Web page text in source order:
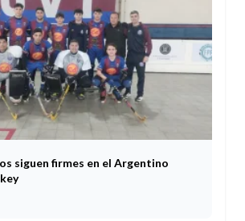
siguen firmes en el Argentino